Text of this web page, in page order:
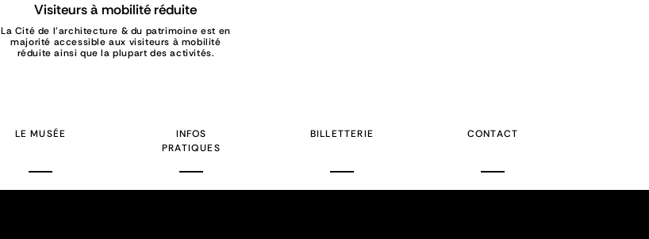
Visiteurs à mobilité réduite
La Cité de l’architecture & du patrimoine est en
majorité accessible aux visiteurs à mobilité
réduite ainsi que la plupart des activités.
LE MUSÉE
INFOS
PRATIQUES
BILLETTERIE CONTACT